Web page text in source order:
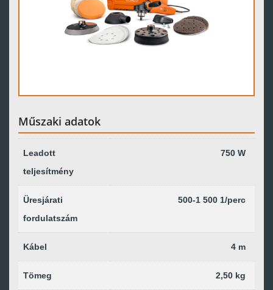
Műszaki adatok
Leadott
teljesítmény
750 W
Üresjárati
fordulatszám
500-1 500 1/perc
Kábel 4 m
Tömeg 2,50 kg